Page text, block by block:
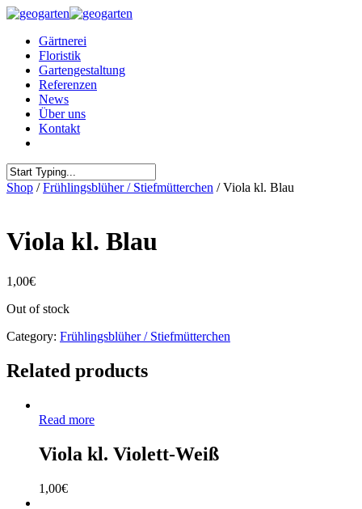
Gärtnerei
Floristik
Gartengestaltung
Referenzen
News
Über uns
Kontakt
Shop /Frühlingsblüher / Stiefmütterchen / Viola kl. Blau
Viola kl. Blau
1,00€
Out of stock
Category: Frühlingsblüher / Stiefmütterchen
Related products
Read more
Viola kl. Violett-Weiß
1,00€